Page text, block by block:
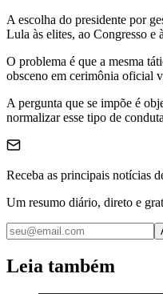
A escolha do presidente por
Lula às elites, ao Congresso e
O problema é que a mesma
obsceno em cerimônia oficial
A pergunta que se impõe é
normalizar esse tipo de
Receba as principais notícias
Um resumo diário, direto e
Leia também